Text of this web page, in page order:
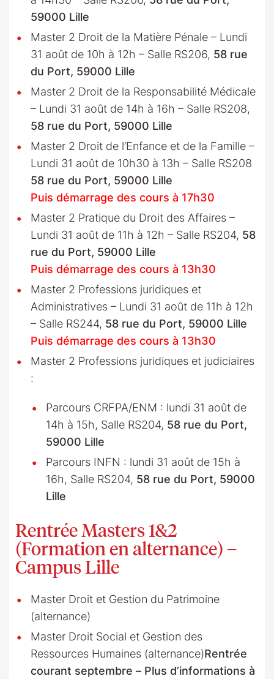
59000 Lille
Master 2 Droit de la Matière Pénale – Lundi
31 août de 10h à 12h – Salle RS206, 58 rue
du Port, 59000 Lille
Master 2 Droit de la Responsabilité Médicale
– Lundi 31 août de 14h à 16h – Salle RS208,
58 rue du Port, 59000 Lille
Master 2 Droit de l’Enfance et de la Famille –
Lundi 31 août de 10h30 à 13h – Salle RS208
58 rue du Port, 59000 Lille
Puis démarrage des cours à 17h30
Master 2 Pratique du Droit des Affaires –
Lundi 31 août de 11h à 12h – Salle RS204, 58
rue du Port, 59000 Lille
Puis démarrage des cours à 13h30
Master 2 Professions juridiques et
Administratives – Lundi 31 août de 11h à 12h
– Salle RS244, 58 rue du Port, 59000 Lille
Puis démarrage des cours à 13h30
Master 2 Professions juridiques et judiciaires
:
Parcours CRFPA/ENM : lundi 31 août de
14h à 15h, Salle RS204, 58 rue du Port,
59000 Lille
Parcours INFN : lundi 31 août de 15h à
16h, Salle RS204, 58 rue du Port, 59000
Lille
Rentrée Masters 1&2
(Formation en alternance) –
Campus Lille
Master Droit et Gestion du Patrimoine
(alternance)
Master Droit Social et Gestion des
Ressources Humaines (alternance)Rentrée
courant septembre – Plus d’informations à